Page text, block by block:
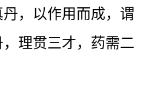
，以作用而成，谓
理贯三才，药需二